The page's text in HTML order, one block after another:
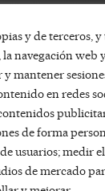
y de terceros,
navegación web
mantener
en redes
de forma
usuarios; medir
de mercado